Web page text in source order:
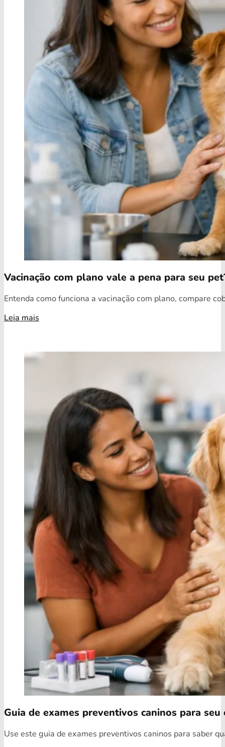
Vacinação com plano vale a pena para seu
Entenda como funciona a vacinação com plano, compare
Leia mais
Guia de exames preventivos caninos para seu
Use este guia de exames preventivos caninos para saber